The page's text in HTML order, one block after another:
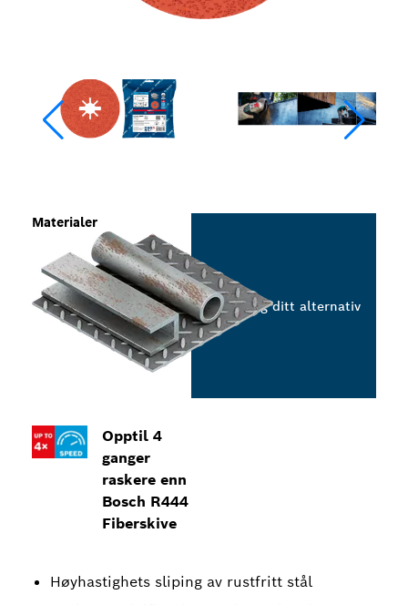
Opptil 4
ganger
raskere enn
Bosch R444
Fiberskive
Høyhastighets sliping av rustfritt stål
Materialer
Velg ditt alternativ